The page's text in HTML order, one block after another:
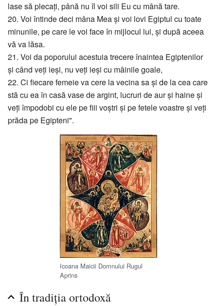
lase să plecați, până nu îl voi sili Eu cu mână tare.
20. Voi întinde deci mâna Mea și voi lovi Egiptul cu toate
minunile, pe care le voi face în mijlocul lui, și după aceea
vă va lăsa.
21. Voi da poporului acestuia trecere înaintea Egiptenilor
și când veți ieși, nu veți ieși cu mâinile goale,
22. Ci fiecare femeie va cere la vecina sa și de la cea care
stă cu ea în casă vase de argint, lucruri de aur și haine și
veți împodobi cu ele pe fiii voștri și pe fetele voastre și veți
prăda pe Egipteni".
Icoana Maicii Domnului Rugul
Aprins
În tradiția ortodoxă